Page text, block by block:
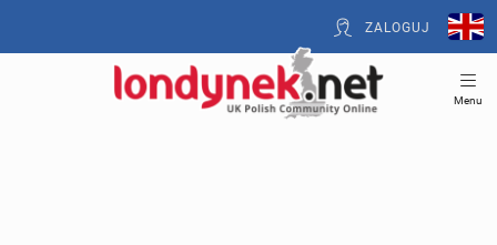
ZALOGUJ
Menu